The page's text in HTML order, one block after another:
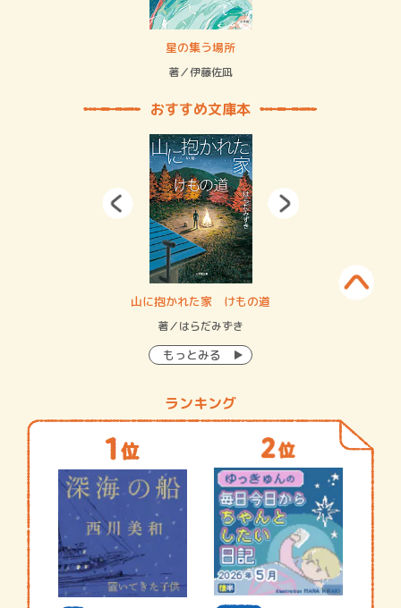
星の集う場所
著／伊藤佐凪
おすすめ文庫本
山に抱かれた家 けもの道
著／はらだみずき
もっとみる
ランキング